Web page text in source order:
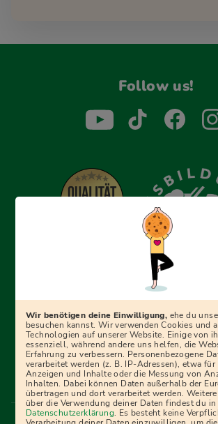
Follow us!
Erfolgreich bewerben mit
begleiten dich Schritt für Schritt bei
Beruf oder ins Studium – mit smarten
Ratgebern und Prüfungspaketen,
Videokursen und vielem mehr. Für alle,
wollen!
Menü Fußleiste
Wir benötigen deine Einwilligung, ehe du
besuchen kannst. Wir verwenden Cookies und
Technologien auf unserer Website. Einige von
essenziell, während andere uns helfen, die
Erfahrung zu verbessern. Personenbezogene
verarbeitet werden (z. B. IP-Adressen), etwa
Anzeigen und Inhalte oder die Messung von
Inhalten. Dabei können Daten außerhalb der
übertragen und dort verarbeitet werden.
über die Verwendung deiner Daten findest du in
Datenschutzerklärung. Es besteht keine